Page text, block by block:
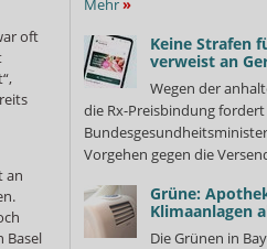
oft
an
Basel
Mehr»
Keine Strafen
verweist an
Wegen der
die Rx-Preisbindung fordert
Vorgehen gegen die
Grüne:
Klimaanlagen
Die Grünen in